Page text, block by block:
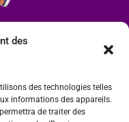
des
des technologies telles
informations des appareils.
de traiter des